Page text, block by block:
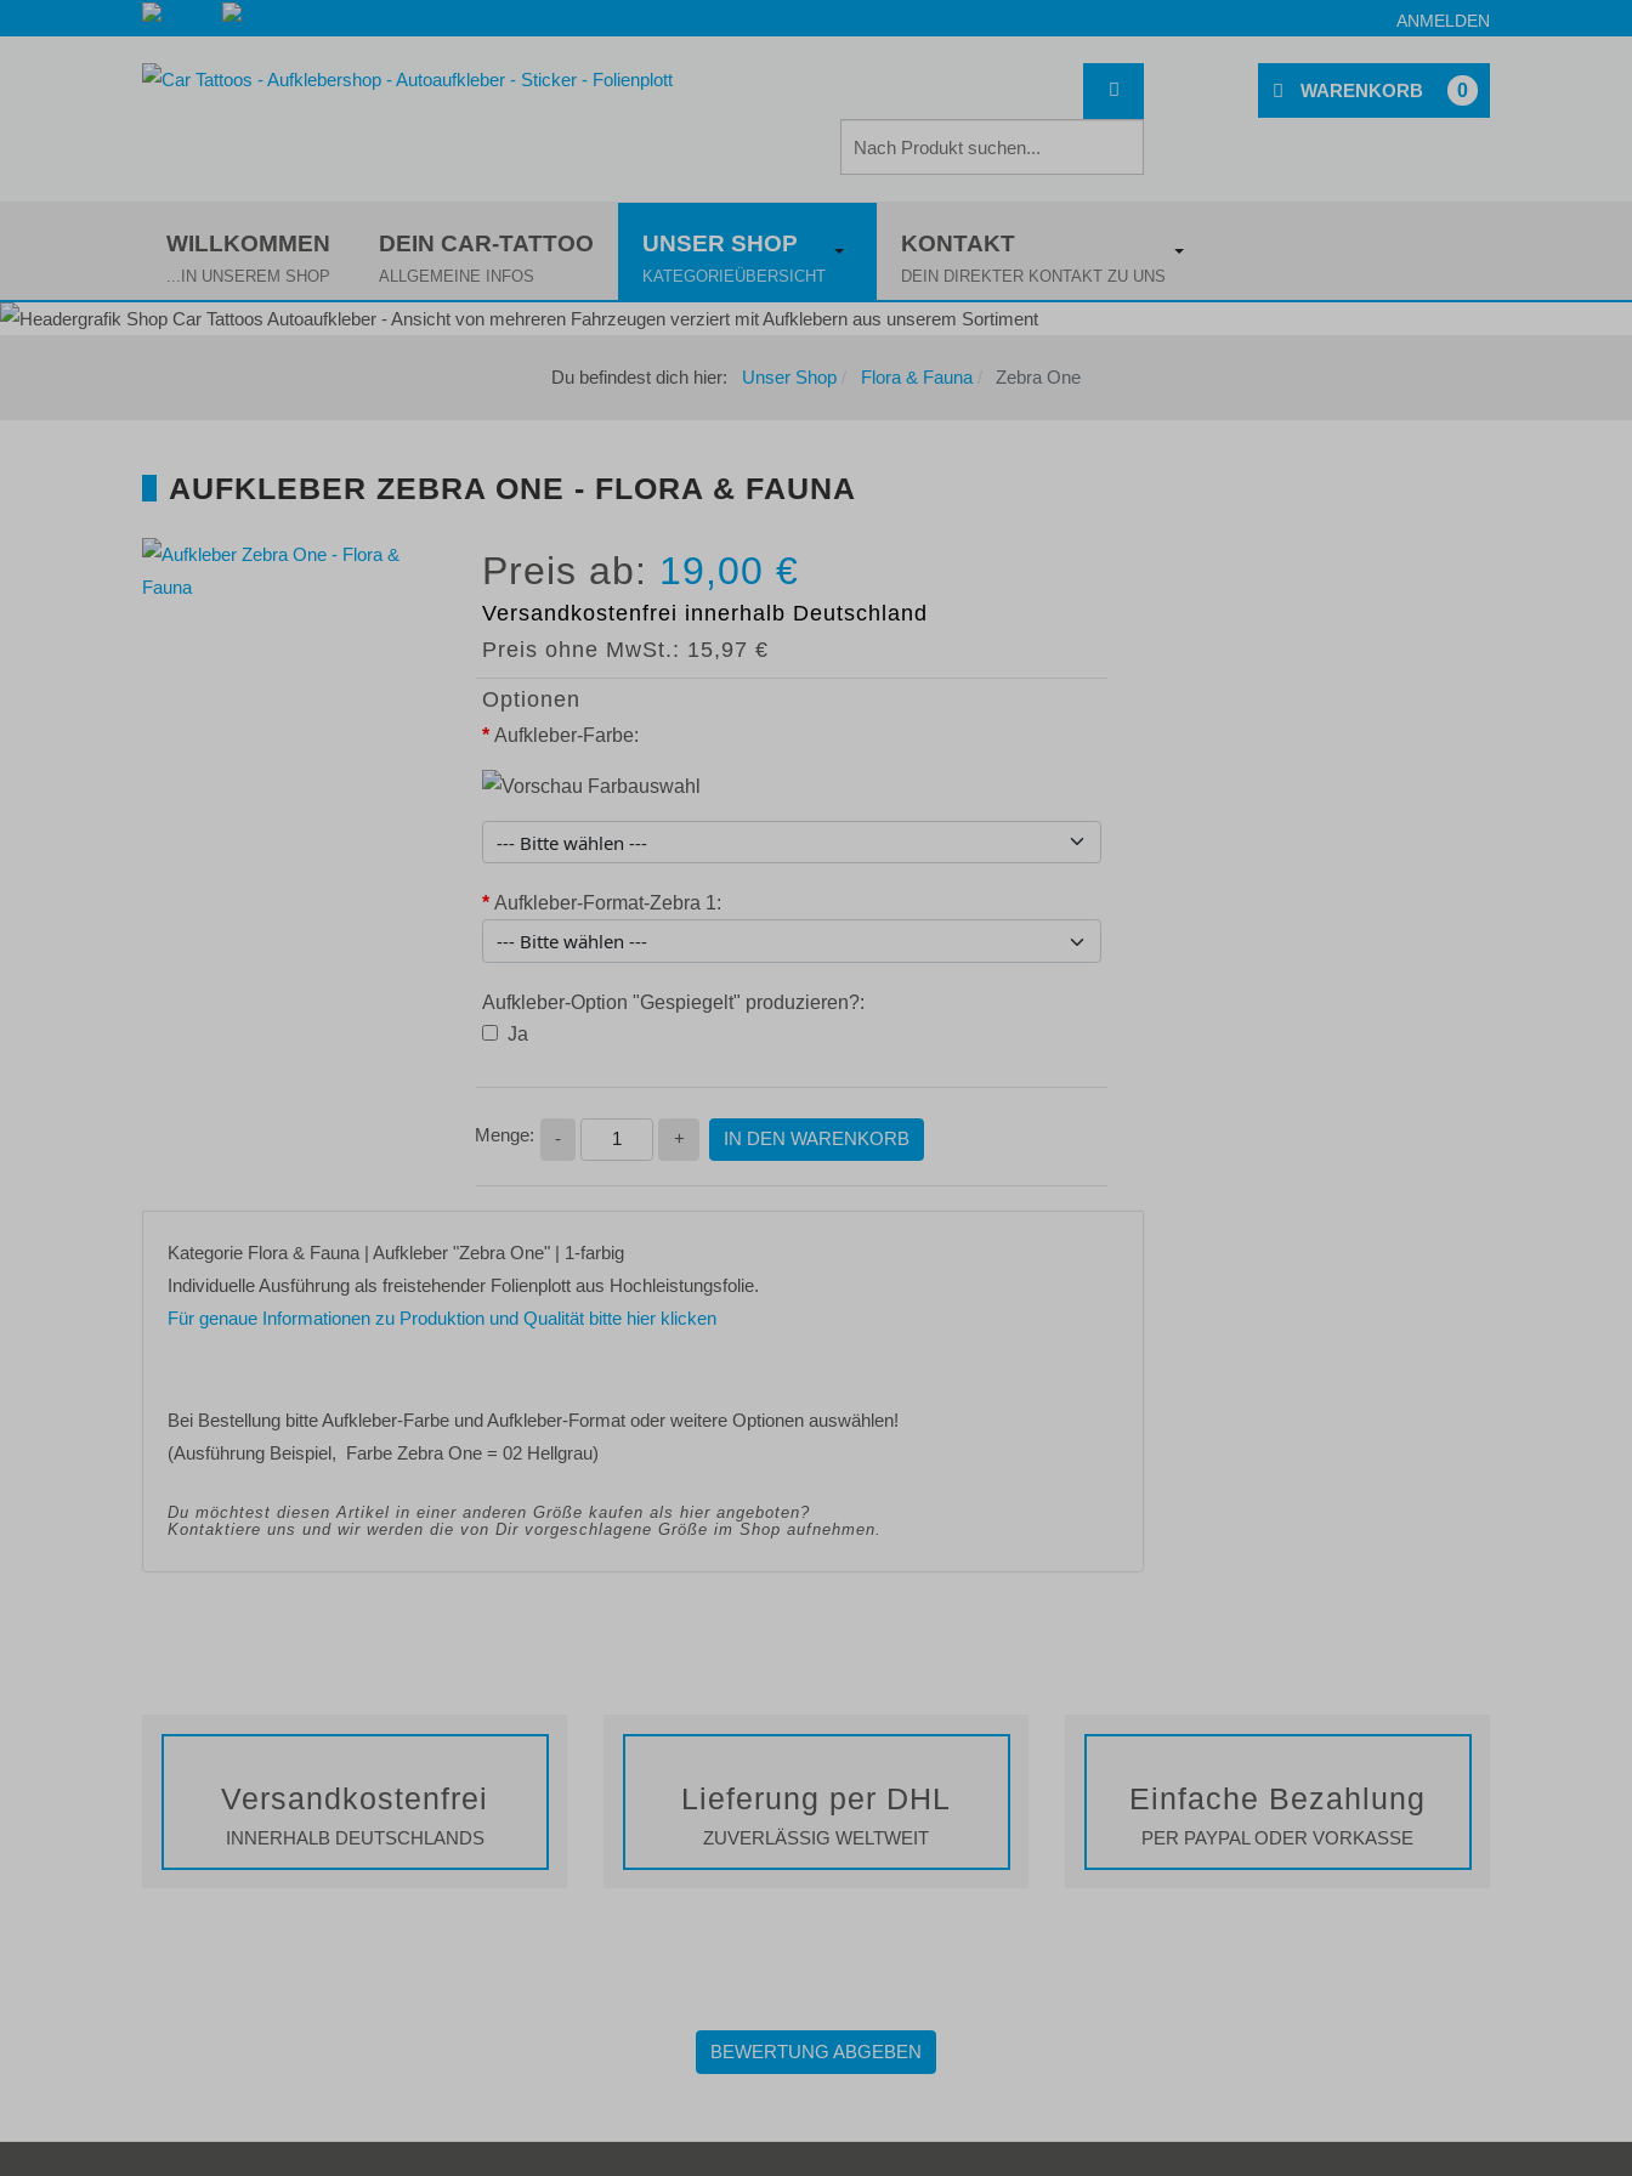
ANMELDEN
0
WILLKOMMEN
...IN UNSEREM SHOP
DEIN CAR-TATTOO
ALLGEMEINE INFOS
UNSER SHOP
KATEGORIEÜBERSICHT
KONTAKT
DEIN DIREKTER KONTAKT ZU UNS
Du befindest dich hier: Unser Shop Flora & Fauna Zebra One
AUFKLEBER ZEBRA ONE - FLORA & FAUNA
19,00 €
Versandkostenfrei innerhalb Deutschland
Preis ohne MwSt.: 15,97 €
Optionen
* Aufkleber-Farbe:
* Aufkleber-Format-Zebra 1:
Aufkleber-Option "Gespiegelt" produzieren?:
Ja
- + IN DEN WARENKORB
Kategorie Flora & Fauna | Aufkleber "Zebra One" | 1-farbig
Individuelle Ausführung als freistehender Folienplott aus Hochleistungsfolie.
Für genaue Informationen zu Produktion und Qualität bitte hier klicken
Bei Bestellung bitteAufkleber-Farbe undAufkleber-Format oder weitere Optionen auswählen!
(Ausführung Beispiel, Farbe Zebra One = 02 Hellgrau)
Du möchtest diesen Artikel in einer anderen Größe kaufen als hier angeboten?
Kontaktiere uns und wir werden die von Dir vorgeschlagene Größe im Shop aufnehmen.
Versandkostenfrei
INNERHALB DEUTSCHLANDS
Lieferung per DHL
ZUVERLÄSSIG WELTWEIT
Einfache Bezahlung
PER PAYPAL ODER VORKASSE
BEWERTUNG ABGEBEN